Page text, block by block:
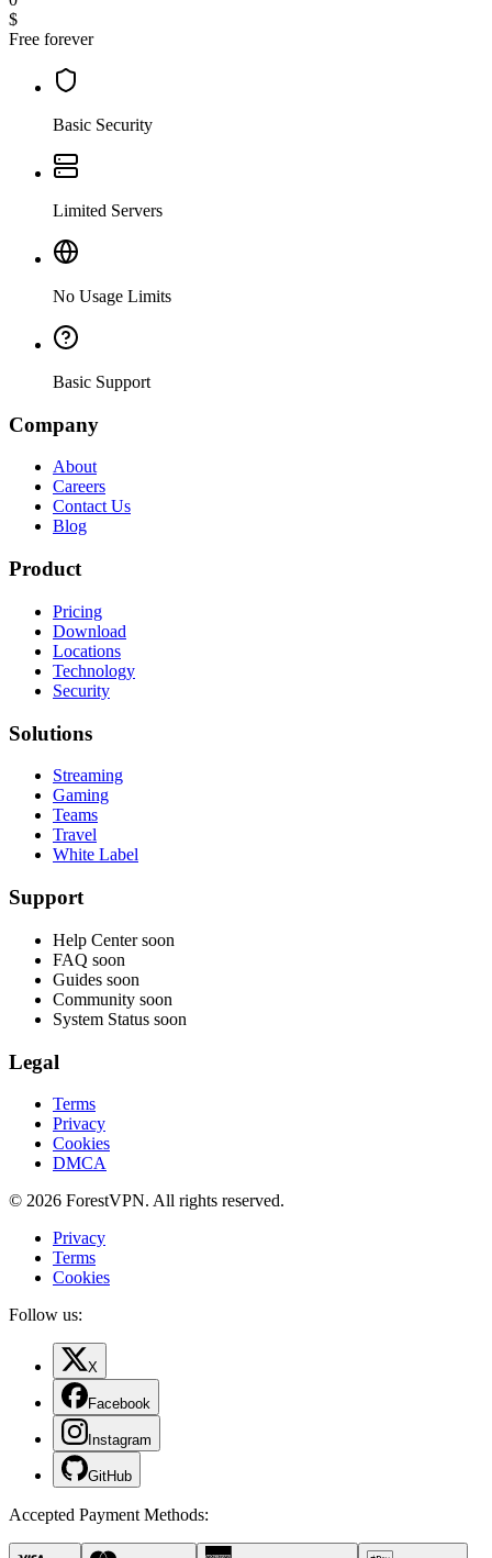
$
Free forever
Basic Security
Limited Servers
No Usage Limits
Basic Support
Company
About
Careers
Contact Us
Blog
Product
Pricing
Download
Locations
Technology
Security
Solutions
Streaming
Gaming
Teams
Travel
White Label
Support
Help Center soon
FAQ soon
Guides soon
Community soon
System Status soon
Legal
Terms
Privacy
Cookies
DMCA
© 2026 ForestVPN. All rights reserved.
Privacy
Terms
Cookies
Follow us:
X
Facebook
Instagram
GitHub
Accepted Payment Methods: